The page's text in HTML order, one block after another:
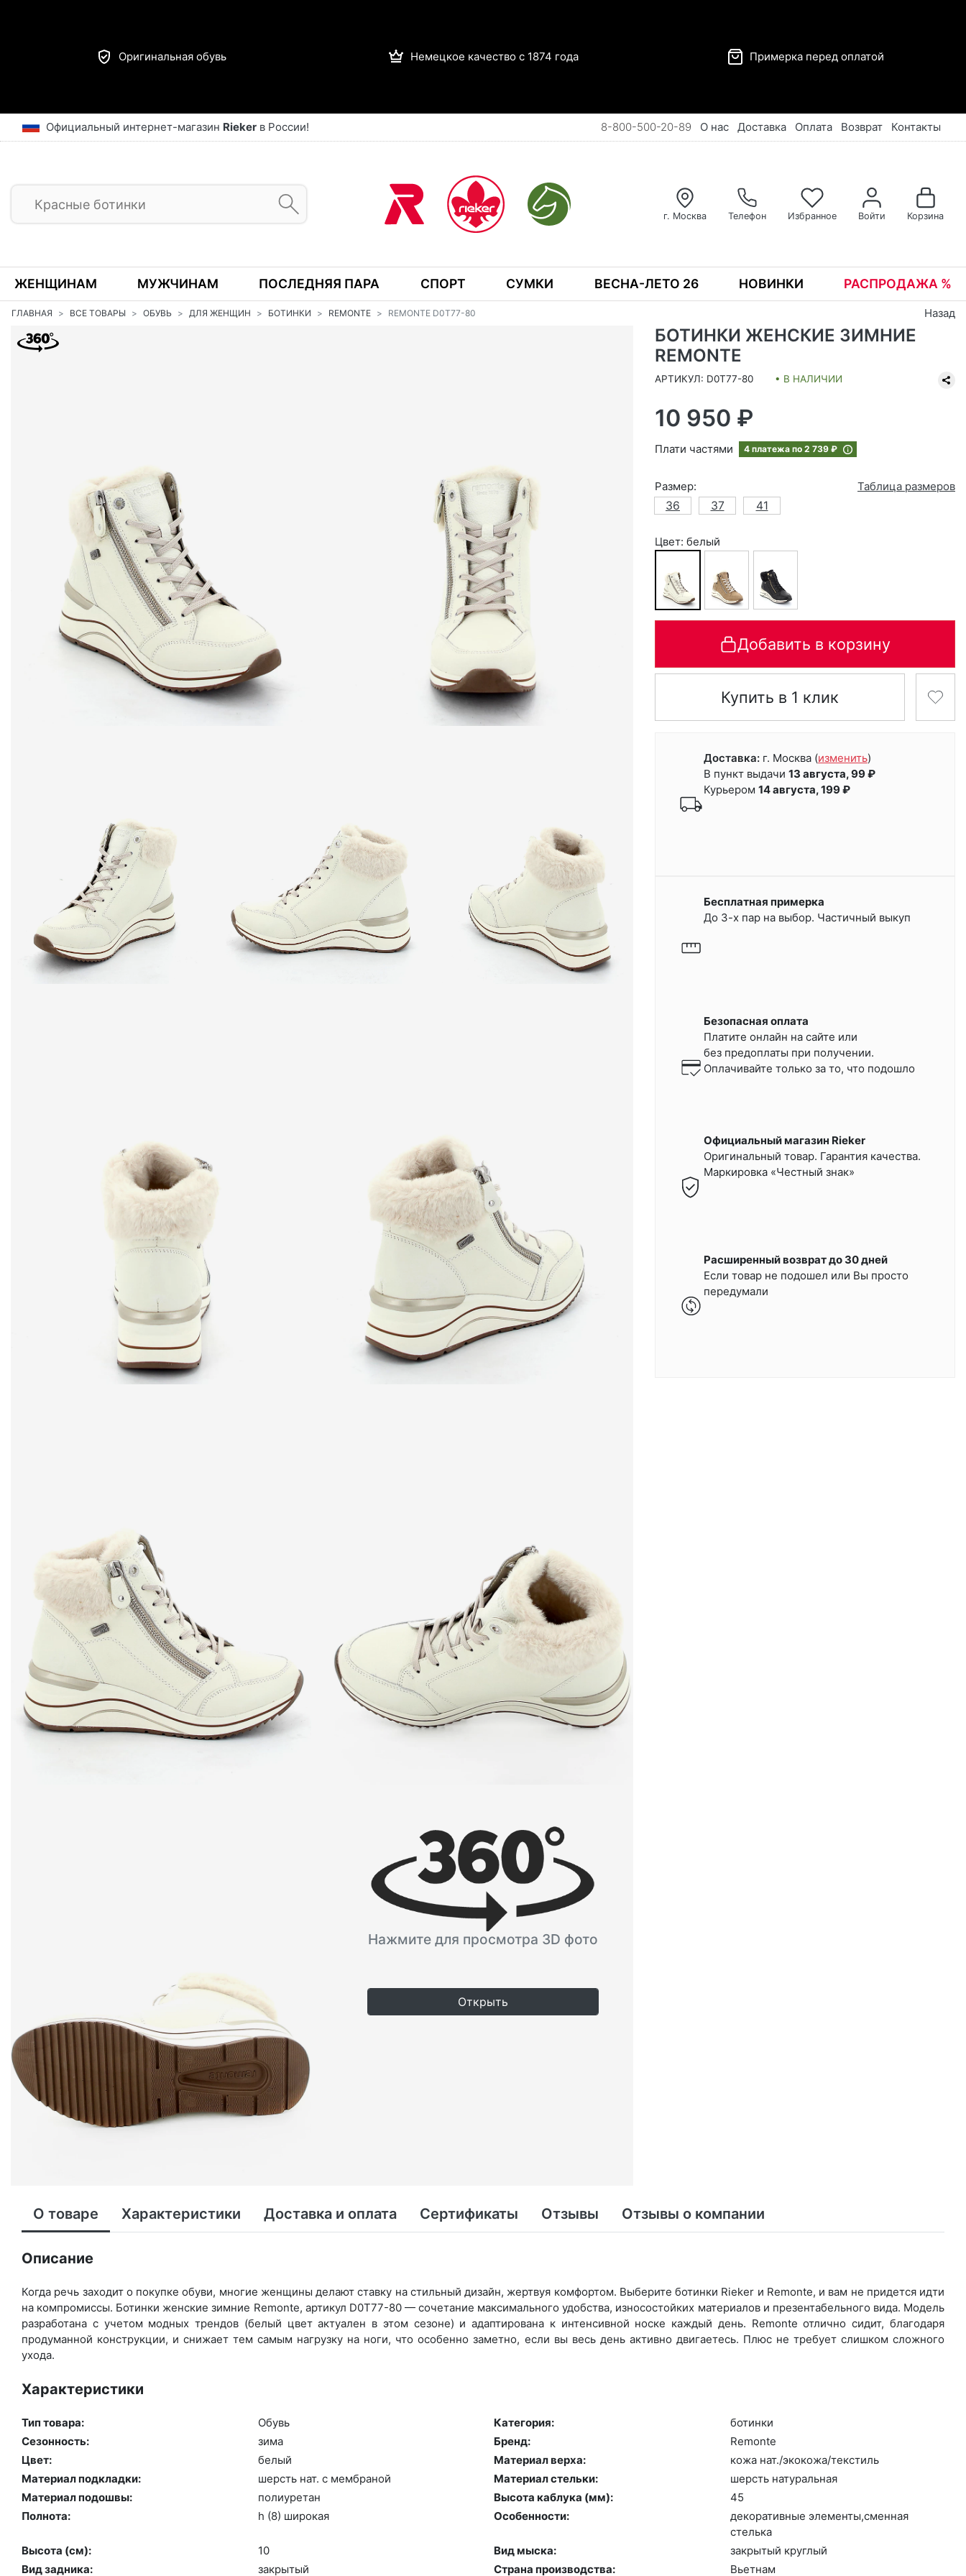
Оригинальная обувь Немецкое качество с 1874 года Примерка перед оплатой
Официальный интернет-магазин Rieker в России! 8-800-500-20-89 О нас Доставка Оплата Возврат Контакты
г. Москва Телефон Избранное Войти Корзина
ЖЕНЩИНАМ МУЖЧИНАМ ПОСЛЕДНЯЯ ПАРА СПОРТ СУМКИ ВЕСНА-ЛЕТО 26 НОВИНКИ РАСПРОДАЖА %
ГЛАВНАЯ ВСЕ ТОВАРЫ ОБУВЬ ДЛЯ ЖЕНЩИН БОТИНКИ REMONTE REMONTE D0T77-80 Назад
Нажмите для просмотра 3D фото
Открыть
БОТИНКИ ЖЕНСКИЕ ЗИМНИЕ
REMONTE
АРТИКУЛ: D0T77-80 • В НАЛИЧИИ
10 950 ₽
Плати частями 4 платежа по 2 739 ₽
Размер:
Таблица размеров
36
37 41
Цвет: белый
Добавить в корзину
Купить в 1 клик
Доставка: г. Москва (изменить)
В пункт выдачи 13 августа, 99 ₽
Курьером 14 августа, 199 ₽
Бесплатная примерка
До 3-х пар на выбор. Частичный выкуп
Безопасная оплата
Платите онлайн на сайте или
без предоплаты при получении.
Оплачивайте только за то, что подошло
Официальный магазин Rieker
Оригинальный товар. Гарантия качества.
Маркировка «Честный знак»
Расширенный возврат до 30 дней
Если товар не подошел или Вы просто
передумали
О товаре Характеристики Доставка и оплата Сертификаты Отзывы Отзывы о компании
Описание
Когда речь заходит о покупке обуви, многие женщины делают ставку на стильный дизайн, жертвуя комфортом. Выберите бо­тин­ки Rieker и Remonte, и вам не придется идти
на компромиссы. Ботинки женские зимние Remonte, артикул D0T77-80 — сочетание максимального удобства, износостойких материалов и презентабельного вида. Модель
разработана с учетом модных трендов (бе­лый цвет актуален в этом сезоне) и адаптирована к интенсивной носке каждый день. Re­mon­te отлично сидит, благодаря
продуманной конструкции, и снижает тем самым нагрузку на ноги, что особенно заметно, если вы весь день активно двигаетесь. Плюс не требует слишком сложного
ухода.
Характеристики
Тип товара: Обувь Категория:
бо­тин­ки
Сезонность:
зи­ма Бренд:
Re­mon­te
Цвет:
бе­лый Материал верха:
ко­жа нат./эко­кожа/текс­тиль
Материал подкладки:
шерсть нат. с мемб­ра­ной Материал стельки:
шерсть на­тураль­ная
Материал подошвы:
по­ли­уре­тан Высота каблука (мм):
45
Полнота:
h (8) ши­рокая Особенности:
де­кора­тив­ные эле­мен­ты,смен­ная
стель­ка
Высота (cм):
10 Вид мыска:
зак­ры­тый круг­лый
Вид задника:
зак­ры­тый Страна производства: Вь­ет­нам